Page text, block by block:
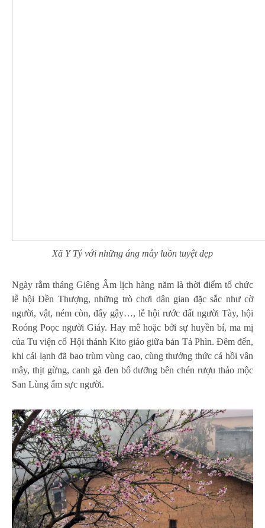
Xã Y Tý với những áng mây luồn tuyệt đẹp
Ngày rằm tháng Giêng Âm lịch hàng năm là thời điểm tổ chức
lễ hội Đền Thượng, những trò chơi dân gian đặc sắc như cờ
người, vật, ném còn, đẩy gậy…, lễ hội rước đất người Tày, hội
Roóng Poọc người Giáy. Hay mê hoặc bởi sự huyền bí, ma mị
của Tu viện cổ Hội thánh Kito giáo giữa bản Tả Phìn. Đêm đến,
khi cái lạnh đã bao trùm vùng cao, cùng thưởng thức cá hồi vân
mây, thịt gừng, canh gà đen bổ dưỡng bên chén rượu thảo mộc
San Lùng ấm sực người.